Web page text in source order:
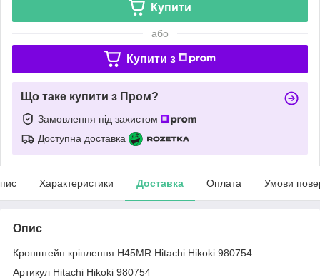
Купити
або
Купити з
Що таке купити з Пром?
Замовлення під захистом
Доступна доставка
Характеристики Доставка Оплата Умови
Опис
Кронштейн кріплення H45MR Hitachi Hikoki 980754
Артикул Hitachi Hikoki 980754